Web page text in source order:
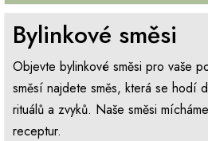
Bylinkové směsi
Objevte bylinkové směsi pro vaše
směsí najdete směs, která se hodí
rituálů a zvyků. Naše směsi
receptur.